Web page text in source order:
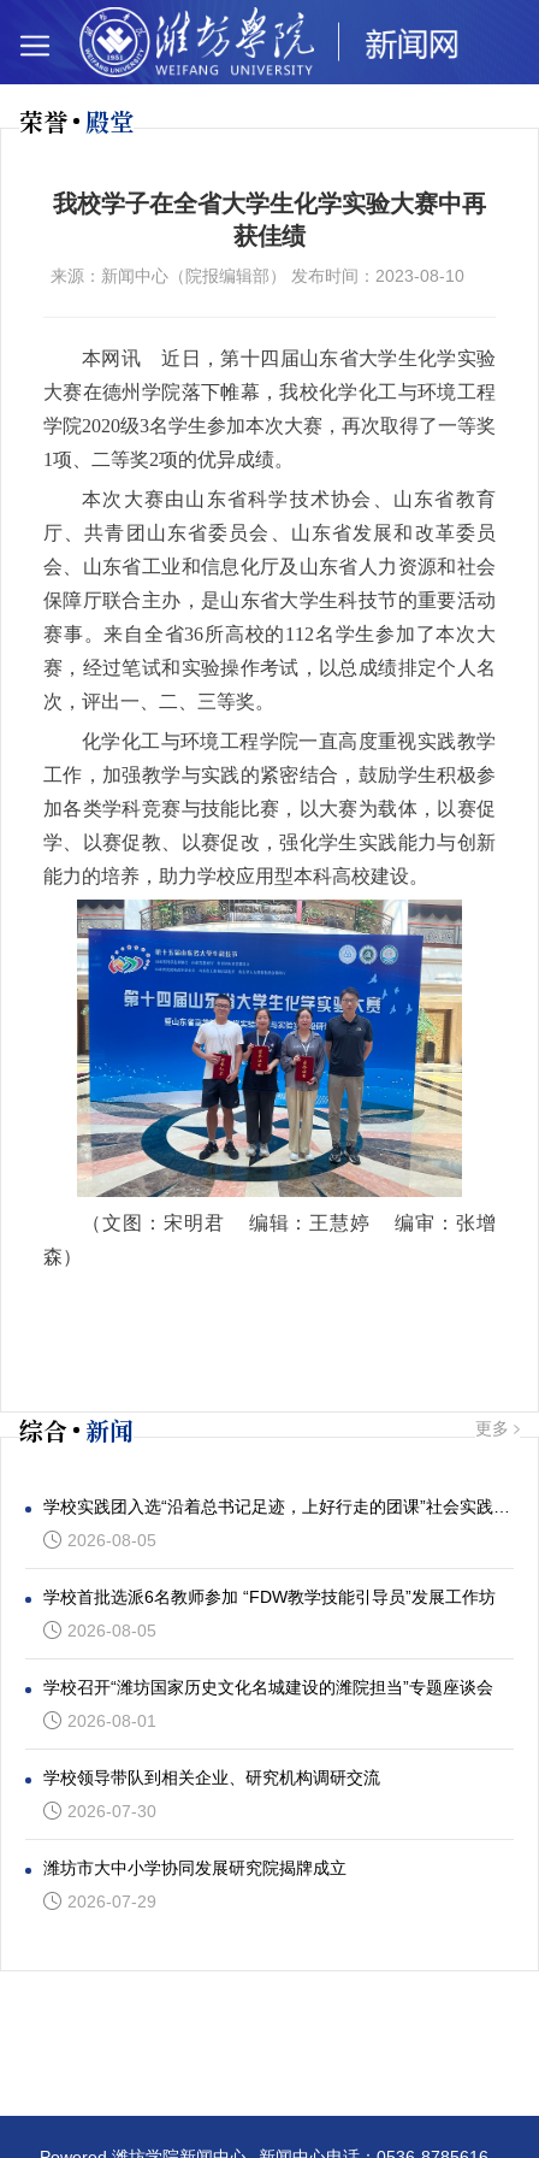
荣誉 殿堂
我校学子在全省大学生化学实验大赛中再
获佳绩
来源：新闻中心（院报编辑部） 发布时间：2023-08-10
本网讯 近日，第十四届山东省大学生化学实验
大赛在德州学院落下帷幕，我校化学化工与环境工程
学院2020级3名学生参加本次大赛，再次取得了一等奖
1项、二等奖2项的优异成绩。
本次大赛由山东省科学技术协会、山东省教育
厅、共青团山东省委员会、山东省发展和改革委员
会、山东省工业和信息化厅及山东省人力资源和社会
保障厅联合主办，是山东省大学生科技节的重要活动
赛事。来自全省36所高校的112名学生参加了本次大
赛，经过笔试和实验操作考试，以总成绩排定个人名
次，评出一、二、三等奖。
化学化工与环境工程学院一直高度重视实践教学
工作，加强教学与实践的紧密结合，鼓励学生积极参
加各类学科竞赛与技能比赛，以大赛为载体，以赛促
学、以赛促教、以赛促改，强化学生实践能力与创新
能力的培养，助力学校应用型本科高校建设。
（文图：宋明君 编辑：王慧婷 编审：张增
森）
综合 新闻 更多
2026-08-05
学校首批选派6名教师参加 “FDW教学技能引导员”发展工作坊
2026-08-05
学校召开“潍坊国家历史文化名城建设的潍院担当”专题座谈会
2026-08-01
学校领导带队到相关企业、研究机构调研交流
2026-07-30
潍坊市大中小学协同发展研究院揭牌成立
2026-07-29